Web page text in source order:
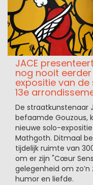
JACE
nog nooit
expositie van
13e
De straatkunstenaar
befaamde Gouzous,
nieuwe solo-
Mathgoth. Ditmaal
tijdelijk ruimte van
om er zijn "Cœur
gelegenheid om
humor en liefde.